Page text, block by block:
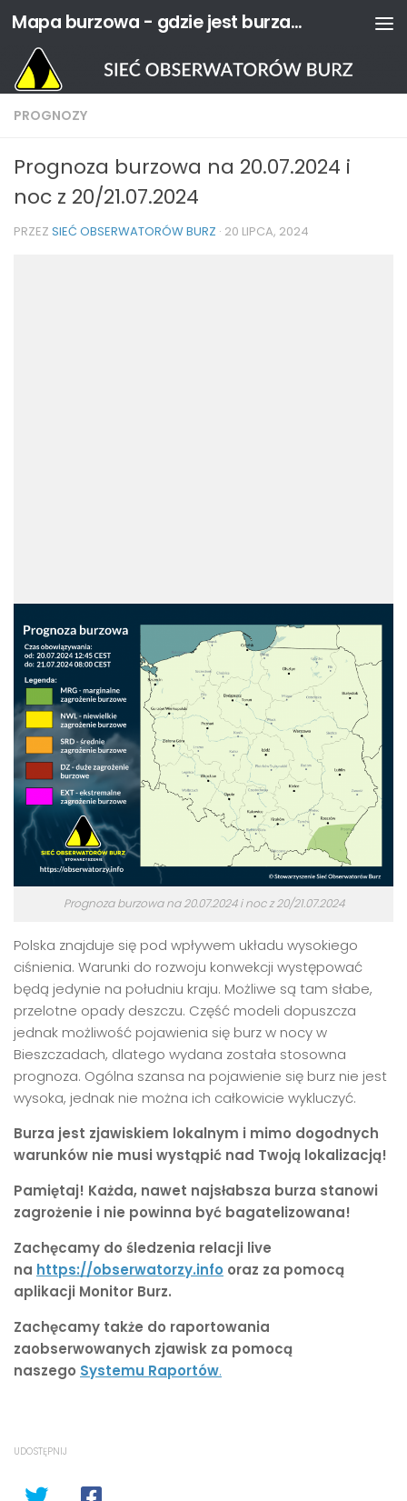
Przejdź do treści Mapa burzowa - gdzie jest burza? | Sieć Obserwatorów Burz
PROGNOZY
Prognoza burzowa na 20.07.2024 i
noc z 20/21.07.2024
PRZEZ SIEĆ OBSERWATORÓW BURZ · 20 LIPCA, 2024
Prognoza burzowa na 20.07.2024 i noc z 20/21.07.2024
Polska znajduje się pod wpływem układu wysokiego
ciśnienia. Warunki do rozwoju konwekcji występować
będą jedynie na południu kraju. Możliwe są tam słabe,
przelotne opady deszczu. Część modeli dopuszcza
jednak możliwość pojawienia się burz w nocy w
Bieszczadach, dlatego wydana została stosowna
prognoza. Ogólna szansa na pojawienie się burz nie jest
wysoka, jednak nie można ich całkowicie wykluczyć.
Burza jest zjawiskiem lokalnym i mimo dogodnych
warunków nie musi wystąpić nad Twoją lokalizacją!
Pamiętaj! Każda, nawet najsłabsza burza stanowi
zagrożenie i nie powinna być bagatelizowana!
Zachęcamy do śledzenia relacji live
na https://obserwatorzy.info oraz za pomocą
aplikacji Monitor Burz.
Zachęcamy także do raportowania
zaobserwowanych zjawisk za pomocą
naszego Systemu Raportów.
UDOSTĘPNIJ